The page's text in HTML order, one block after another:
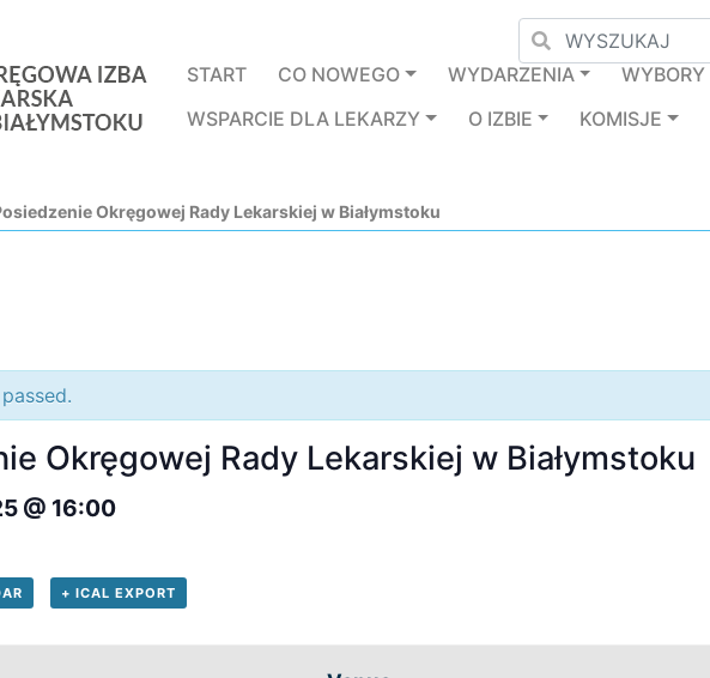
START
CO NOWEGO WYDARZENIA WYBORY
WSPARCIE DLA LEKARZY
O IZBIE KOMISJE
Okręgowej Rady Lekarskiej w Białymstoku
Okręgowej Rady Lekarskiej w Białymstoku
@ 16:00
+ ICAL EXPORT